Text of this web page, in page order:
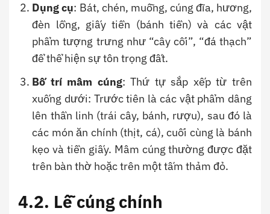
Dụng cụ: Bát, chén, muỗng, cúng đĩa, hương,
đèn lồng, giấy tiền (bánh tiền) và các vật
phẩm tượng trưng như “cây cối”, “đá thạch”
để thể hiện sự tôn trọng đất.
Bố trí mâm cúng: Thứ tự sắp xếp từ trên
xuống dưới: Trước tiên là các vật phẩm dâng
lên thần linh (trái cây, bánh, rượu), sau đó là
các món ăn chính (thịt, cá), cuối cùng là bánh
kẹo và tiền giấy. Mâm cúng thường được đặt
trên bàn thờ hoặc trên một tấm thảm đỏ.
4.2. Lễ cúng chính